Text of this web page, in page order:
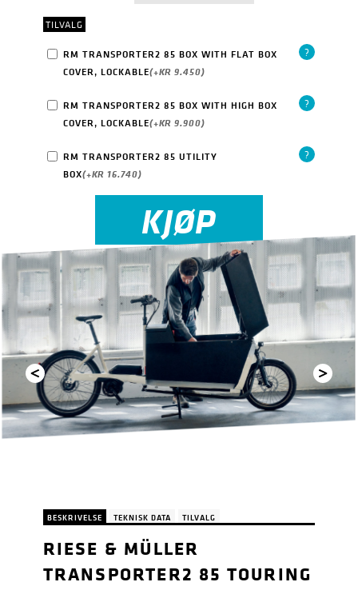
TILVALG
RM TRANSPORTER2 85 BOX WITH FLAT BOX
COVER, LOCKABLE(+KR9.450)
?
RM TRANSPORTER2 85 BOX WITH HIGH BOX
COVER, LOCKABLE(+KR9.900)
?
RM TRANSPORTER2 85 UTILITY
BOX(+KR16.740)
?
KJØP
Previous
BESKRIVELSE TEKNISK DATA TILVALG
RIESE & MÜLLER
TRANSPORTER2 85 TOURING